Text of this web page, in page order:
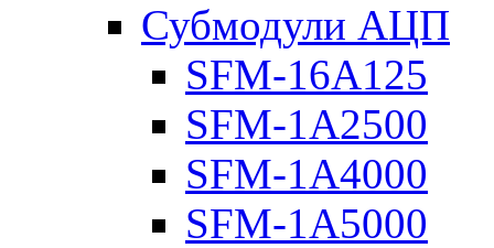
Субмодули АЦП
SFM-16A125
SFM-1A2500
SFM-1A4000
SFM-1A5000